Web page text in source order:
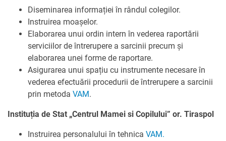
Diseminarea informației în rândul colegilor.
Instruirea moașelor.
Elaborarea unui ordin intern în vederea raportării
serviciilor de întrerupere a sarcinii precum și
elaborarea unei forme de raportare.
Asigurarea unui spațiu cu instrumente necesare în
vederea efectuării procedurii de întrerupere a sarcinii
prin metoda VAM.
Instituția de Stat „Centrul Mamei si Copilului” or. Tiraspol
Instruirea personalului în tehnica VAM.